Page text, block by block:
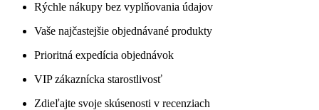
Rýchle nákupy bez vyplňovania údajov
Vaše najčastejšie objednávané produkty
Prioritná expedícia objednávok
VIP zákaznícka starostlivosť
Zdieľajte svoje skúsenosti v recenziach